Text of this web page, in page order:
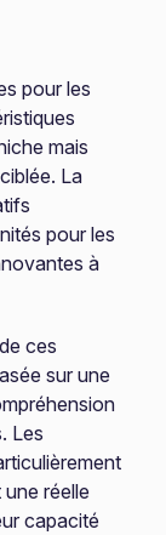
pour les
mais
La
pour les
à
ces
sur une
Les
réelle
capacité